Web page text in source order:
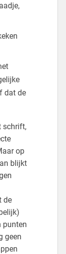
dat de
schrift,
op
blijkt
de
punten
geen